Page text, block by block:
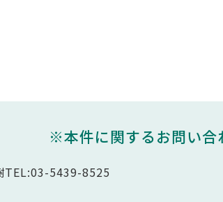
※本件に関するお問い合
5439-8525